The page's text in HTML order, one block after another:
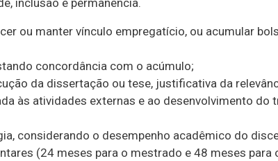
inclusão e permanência.
ou manter vínculo empregatício, ou acumular
concordância com o acúmulo;
da dissertação ou tese, justificativa da
às atividades externas e ao desenvolvimento do
considerando o desempenho acadêmico do
(24 meses para o mestrado e 48 meses para